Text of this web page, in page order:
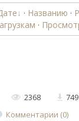
· Названию ·
·
2368
749
Комментарии (0)